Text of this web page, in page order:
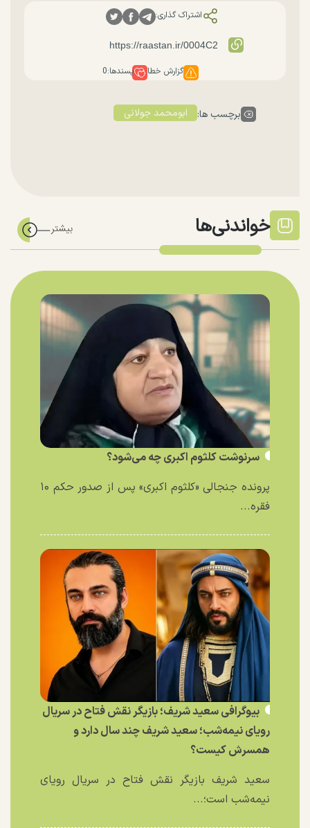
اشتراک گذاری:
گزارش خطا پسندها:0
برچسب ها: ابومحمد جولانی
خواندنی‌ها
سرنوشت کلثوم اکبری چه می‌شود؟
پرونده جنجالی «کلثوم اکبری» پس از صدور حکم ۱۰
فقره...
بیوگرافی سعید شریف؛ بازیگر نقش فتاح در سریال
رویای نیمه‌شب؛ سعید شریف چند سال دارد و
همسرش کیست؟
سعید شریف بازیگر نقش فتاح در سریال رویای
نیمه‌شب است؛...